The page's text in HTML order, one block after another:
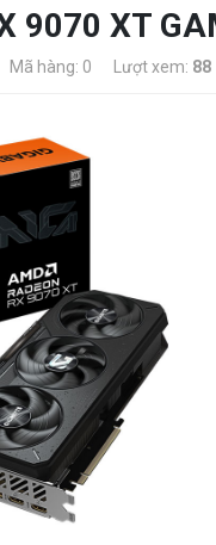
9070 XT
Mã hàng: 0 Lượt xem: 88